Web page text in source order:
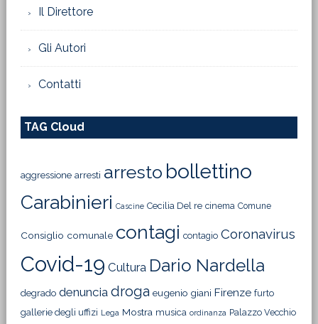
Il Direttore
Gli Autori
Contatti
TAG Cloud
aggressione arresti arresto bollettino
Carabinieri Cascine Cecilia Del re cinema Comune
Consiglio comunale contagi contagio Coronavirus
Covid-19 Cultura Dario Nardella
degrado denuncia droga eugenio giani Firenze furto
gallerie degli uffizi Lega Mostra musica ordinanza Palazzo Vecchio